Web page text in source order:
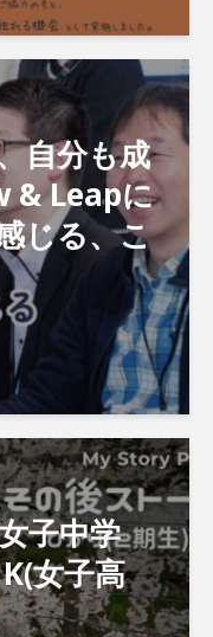
自分も成
& Leapに
じる、こ
子中学
女子高